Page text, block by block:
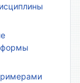
формы